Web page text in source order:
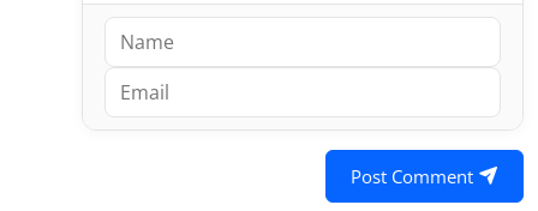
Post Comment